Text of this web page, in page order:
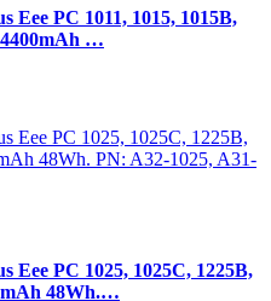
Eee PC 1011, 1015, 1015B,
4400mAh …
Eee PC 1025, 1025C, 1225B,
48Wh.…